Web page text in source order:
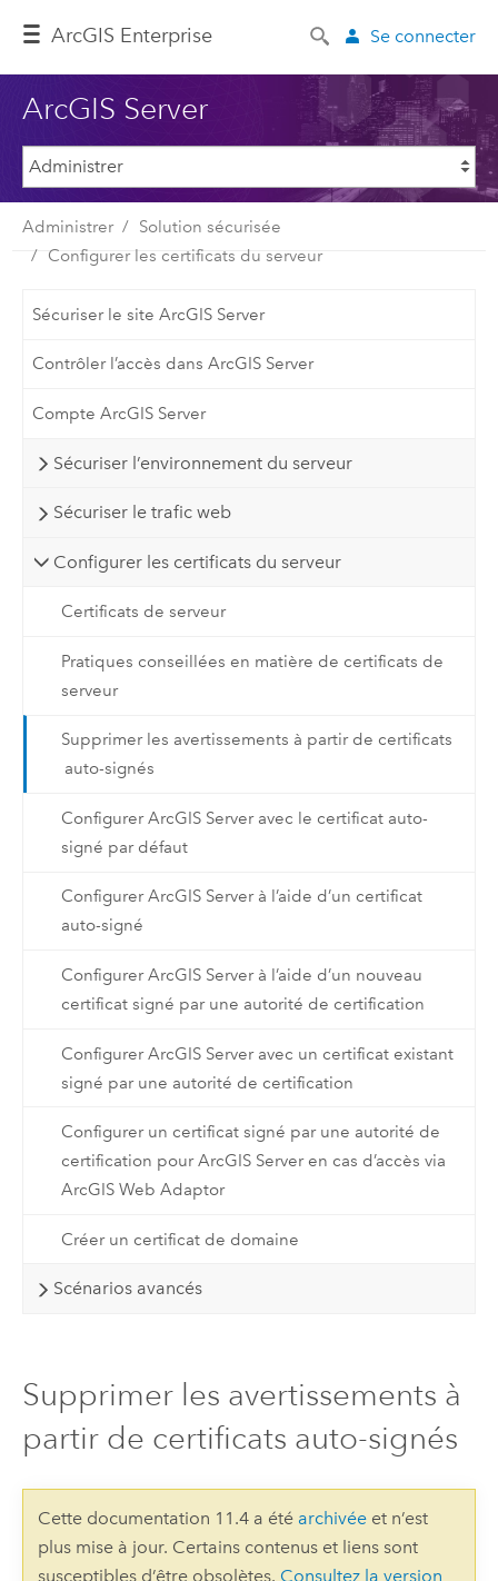
ArcGIS Enterprise Se connecter
ArcGIS Server
Administrer
Solution sécurisée
Configurer les certificats du serveur
Sécuriser le site ArcGIS Server
Contrôler l’accès dans ArcGIS Server
Compte ArcGIS Server
Sécuriser l’environnement du serveur
Sécuriser le trafic web
Configurer les certificats du serveur
Certificats de serveur
Pratiques conseillées en matière de certificats de
serveur
Supprimer les avertissements à partir de certificats
auto-signés
Configurer ArcGIS Server avec le certificat auto-
signé par défaut
Configurer ArcGIS Server à l’aide d’un certificat
auto-signé
Configurer ArcGIS Server à l’aide d’un nouveau
certificat signé par une autorité de certification
Configurer ArcGIS Server avec un certificat existant
signé par une autorité de certification
Configurer un certificat signé par une autorité de
certification pour ArcGIS Server en cas d’accès via
ArcGIS Web Adaptor
Créer un certificat de domaine
Scénarios avancés
Supprimer les avertissements à
partir de certificats auto-signés
Cette documentation 11.4 a été archivéeet n’est
plus mise à jour. Certains contenus et liens sont
susceptibles d’être obsolètes. Consultez la version